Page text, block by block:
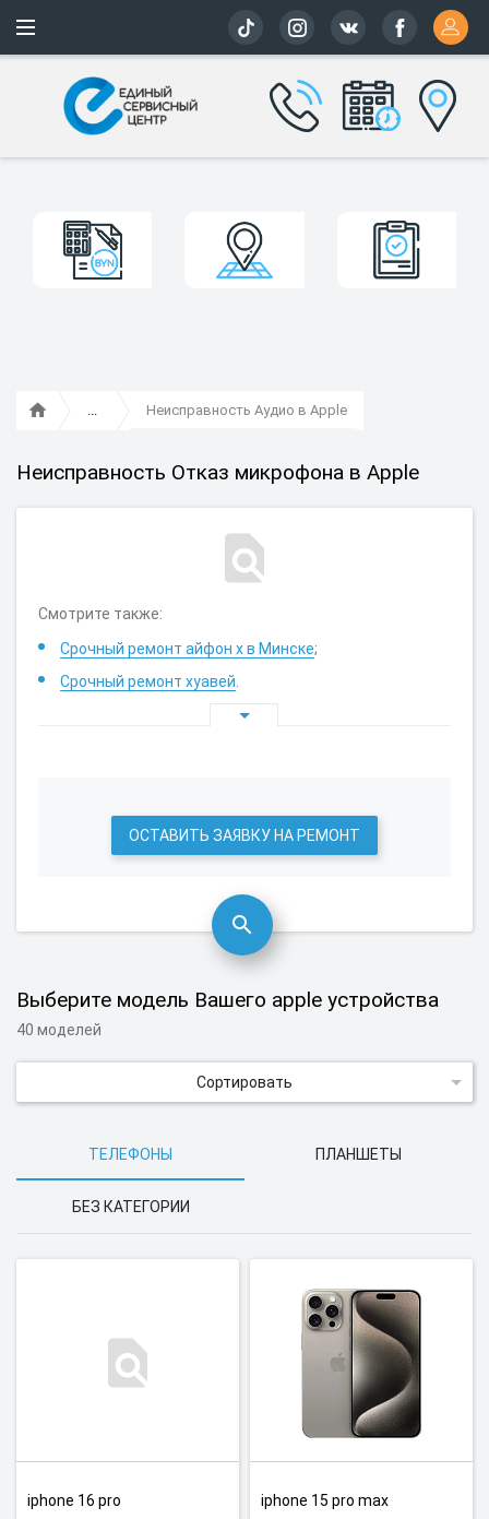
Более
Неисправность Аудио в Apple
Неисправность Отказ микрофона в Apple
Смотрите также:
Срочный ремонт айфон x в Минске;
Срочный ремонт хуавей
ОСТАВИТЬ ЗАЯВКУ НА РЕМОНТ
Выберите модель Вашего apple устройства
40 моделей
Сортировать
ТЕЛЕФОНЫ ПЛАНШЕТЫ
БЕЗ КАТЕГОРИИ
iphone 16 pro iphone 15 pro max